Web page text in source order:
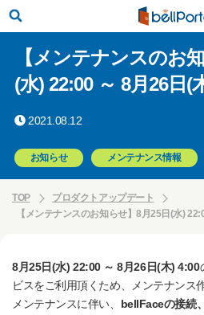
【メンテナンスのお
(水) 22:00 ～ 8月26日(
2021.08.12
お知らせ メンテナンス情報
TOP
プロダクトアップデート
【メンテナンスのお知らせ】8月25日(水)
8月25日(水) 22:00 ～ 8月26日(木) 4:00
ビスをご利用頂くため、メンテナンス
メンテナンスに伴い、 bellFaceの接続